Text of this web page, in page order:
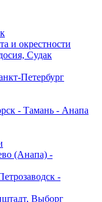
и окрестности
Судак
Петербург
- Тамань - Анапа
(Анапа) -
-
Выборг